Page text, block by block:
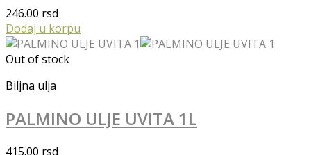
246.00 rsd
Dodaj u korpu
Out of stock
Biljna ulja
PALMINO ULJE UVITA 1L
415.00 rsd